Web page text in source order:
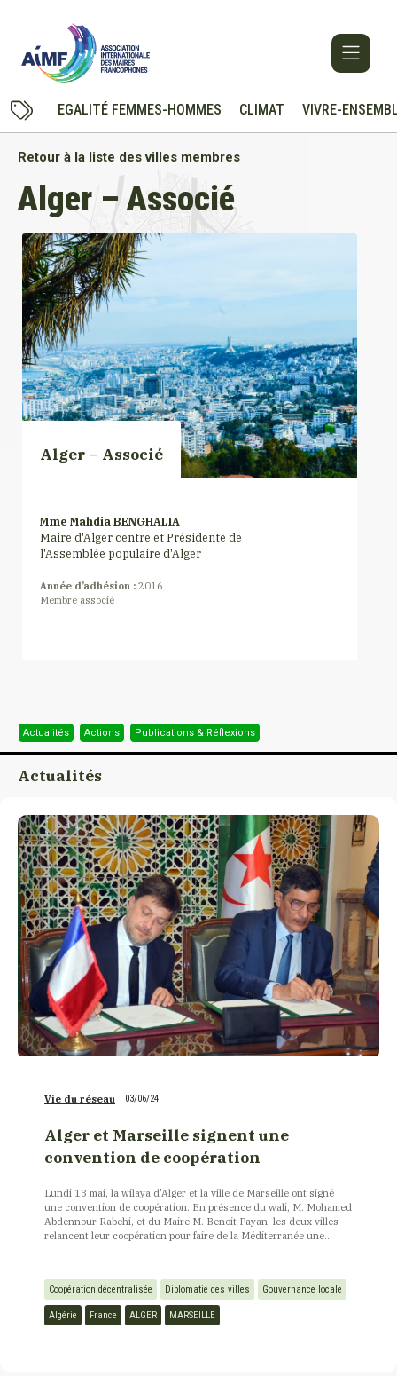
EGALITÉ FEMMES-HOMMES CLIMAT VIVRE-
Retour à la liste des villes membres
Alger – Associé
Alger – Associé
Mme Mahdia BENGHALIA
Maire d'Alger centre et Présidente de
l'Assemblée populaire d'Alger
Année d’adhésion : 2016
Membre associé
Actualités Actions Publications & Réflexions
Actualités
Vie du réseau 03/06/24
Alger et Marseille signent une
convention de coopération
Lundi 13 mai, la wilaya d'Alger et la ville de Marseille ont signé
une convention de coopération. En présence du wali, M. Mohamed
Abdennour Rabehi, et du Maire M. Benoit Payan, les deux villes
relancent leur coopération pour faire de la Méditerranée une...
Coopération décentralisée Diplomatie des villes Gouvernance locale
Algérie France ALGER MARSEILLE